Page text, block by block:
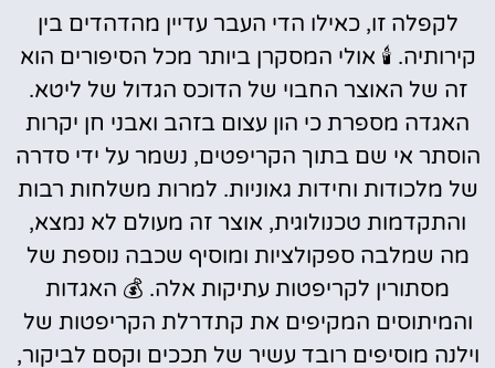
לקפלה זו, כאילו הדי העבר עדיין מהדהדים בין
קירותיה. 🕯️ אולי המסקרן ביותר מכל הסיפורים הוא
זה של האוצר החבוי של הדוכס הגדול של ליטא.
האגדה מספרת כי הון עצום בזהב ואבני חן יקרות
הוסתר אי שם בתוך הקריפטים, נשמר על ידי סדרה
של מלכודות וחידות גאוניות. למרות משלחות רבות
והתקדמות טכנולוגית, אוצר זה מעולם לא נמצא,
מה שמלבה ספקולציות ומוסיף שכבה נוספת של
מסתורין לקריפטות עתיקות אלה. 💰 האגדות
והמיתוסים המקיפים את קתדרלת הקריפטות של
וילנה מוסיפים רובד עשיר של תככים וקסם לביקור,